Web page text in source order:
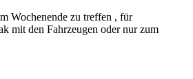
Wochenende zu treffen , für
mit den Fahrzeugen oder nur zum